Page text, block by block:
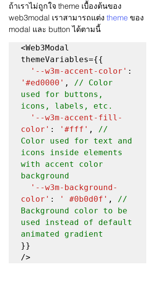
ถ้าเราไม่ถูกใจ theme เบื้องต้นของ
web3modal เราสามารถแต่ง theme ของ
modal และ button ได้ตามนี้
<Web3Modal
themeVariables={{
'--w3m-accent-color'
'#ed0000' ,
// Color
used for buttons,
icons, labels, etc.
'--w3m-accent-fill-
color' : '#fff' ,
//
Color used for text and
icons inside elements
with accent color
background
'--w3m-background-
color' : ' #0b0d0f ' ,
//
Background color to be
used instead of default
animated gradient
}}
/>